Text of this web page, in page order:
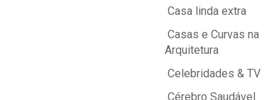
Casa linda extra
Casas e Curvas na
Arquitetura
Celebridades & TV
Cérebro Saudável